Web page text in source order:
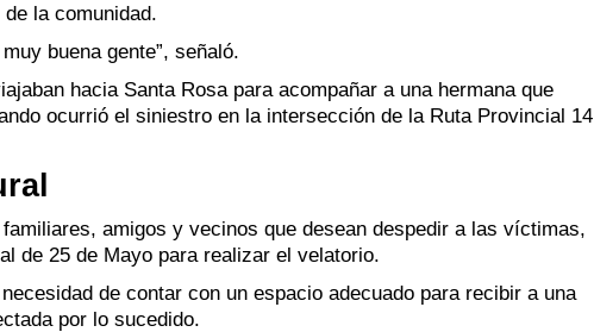
la comunidad.
buena gente”, señaló.
hacia Santa Rosa para acompañar a una hermana que
ocurrió el siniestro en la intersección de la Ruta Provincial 14
amigos y vecinos que desean despedir a las víctimas,
de 25 de Mayo para realizar el velatorio.
de contar con un espacio adecuado para recibir a una
por lo sucedido.